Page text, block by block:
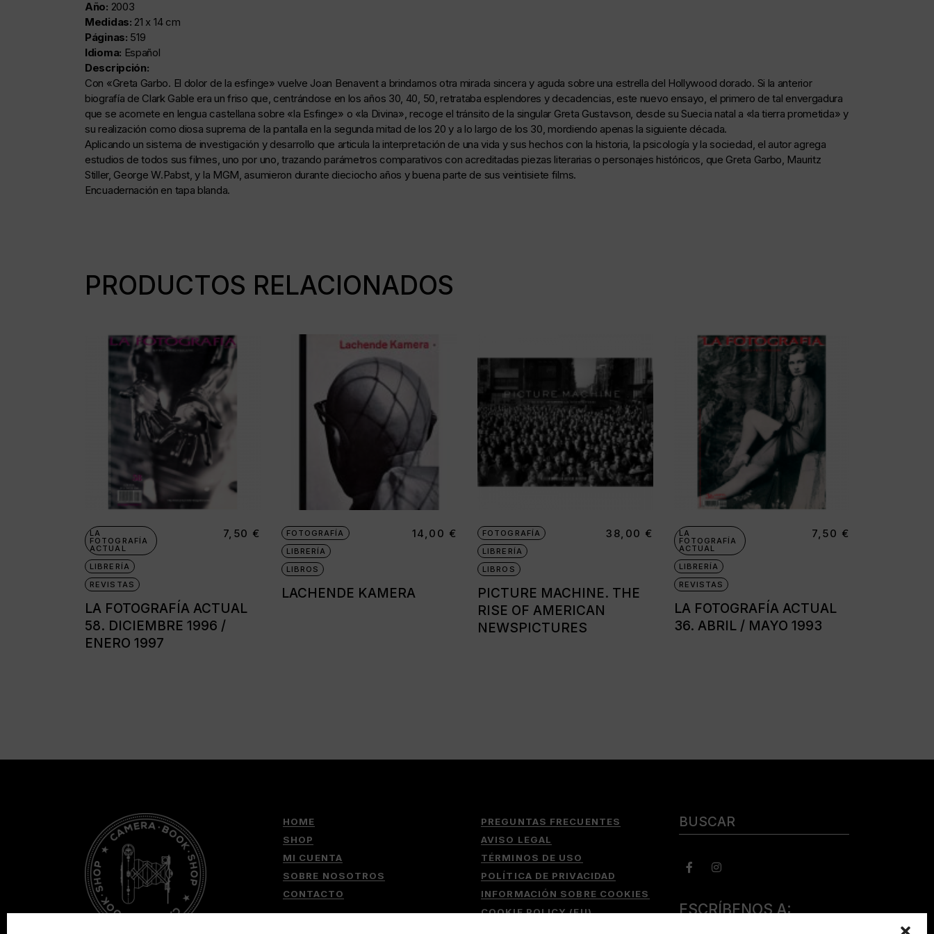
Año: 2003
Medidas: 21 x 14 cm
Páginas: 519
Idioma: Español
Descripción:
Con «Greta Garbo. El dolor de la esfinge» vuelve Joan Benavent a brindarnos otra mirada sincera y aguda sobre una estrella del Hollywood dorado. Si la anterior
biografía de Clark Gable era un friso que, centrándose en los años 30, 40, 50, retrataba esplendores y decadencias, este nuevo ensayo, el primero de tal envergadura
que se acomete en lengua castellana sobre «la Esfinge» o «la Divina», recoge el tránsito de la singular Greta Gustavson, desde su Suecia natal a «la tierra prometida» y
su realización como diosa suprema de la pantalla en la segunda mitad de los 20 y a lo largo de los 30, mordiendo apenas la siguiente década.
Aplicando un sistema de investigación y desarrollo que articula la interpretación de una vida y sus hechos con la historia, la psicología y la sociedad, el autor agrega
estudios de todos sus filmes, uno por uno, trazando parámetros comparativos con acreditadas piezas literarias o personajes históricos, que Greta Garbo, Mauritz
Stiller, George W.Pabst, y la MGM, asumieron durante dieciocho años y buena parte de sus veintisiete films.
Encuadernación en tapa blanda.
PRODUCTOS RELACIONADOS
LA
FOTOGRAFÍA
ACTUAL
LIBRERÍA
REVISTAS
LA FOTOGRAFÍA ACTUAL
58. DICIEMBRE 1996 /
ENERO 1997
7,50 €
FOTOGRAFÍA
LIBRERÍA
LIBROS
LACHENDE KAMERA
14,00 €
FOTOGRAFÍA
LIBRERÍA
LIBROS
PICTURE MACHINE. THE
RISE OF AMERICAN
NEWSPICTURES
38,00 € LA
FOTOGRAFÍA
ACTUAL
LIBRERÍA
REVISTAS
LA FOTOGRAFÍA ACTUAL
36. ABRIL / MAYO 1993
7,50 €
HOME
SHOP
MI CUENTA
SOBRE NOSOTROS
CONTACTO
PREGUNTAS FRECUENTES
AVISO LEGAL
TÉRMINOS DE USO
POLÍTICA DE PRIVACIDAD
INFORMACIÓN SOBRE COOKIES
COOKIE POLICY (EU)
Buscar:
ESCRÍBENOS A: